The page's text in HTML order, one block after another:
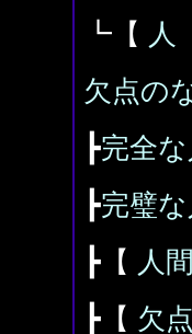
┗【 人
欠点の
┣完全
┣完璧
┣【 人
┣【 欠